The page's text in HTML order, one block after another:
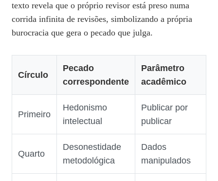
texto revela que o próprio revisor está preso numa
corrida infinita de revisões, simbolizando a própria
burocracia que gera o pecado que julga.
Círculo
Pecado
correspondente
Parâmetro
acadêmico
Primeiro
Hedonismo
intelectual
Publicar por
publicar
Quarto
Desonestidade
metodológica
Dados
manipulados